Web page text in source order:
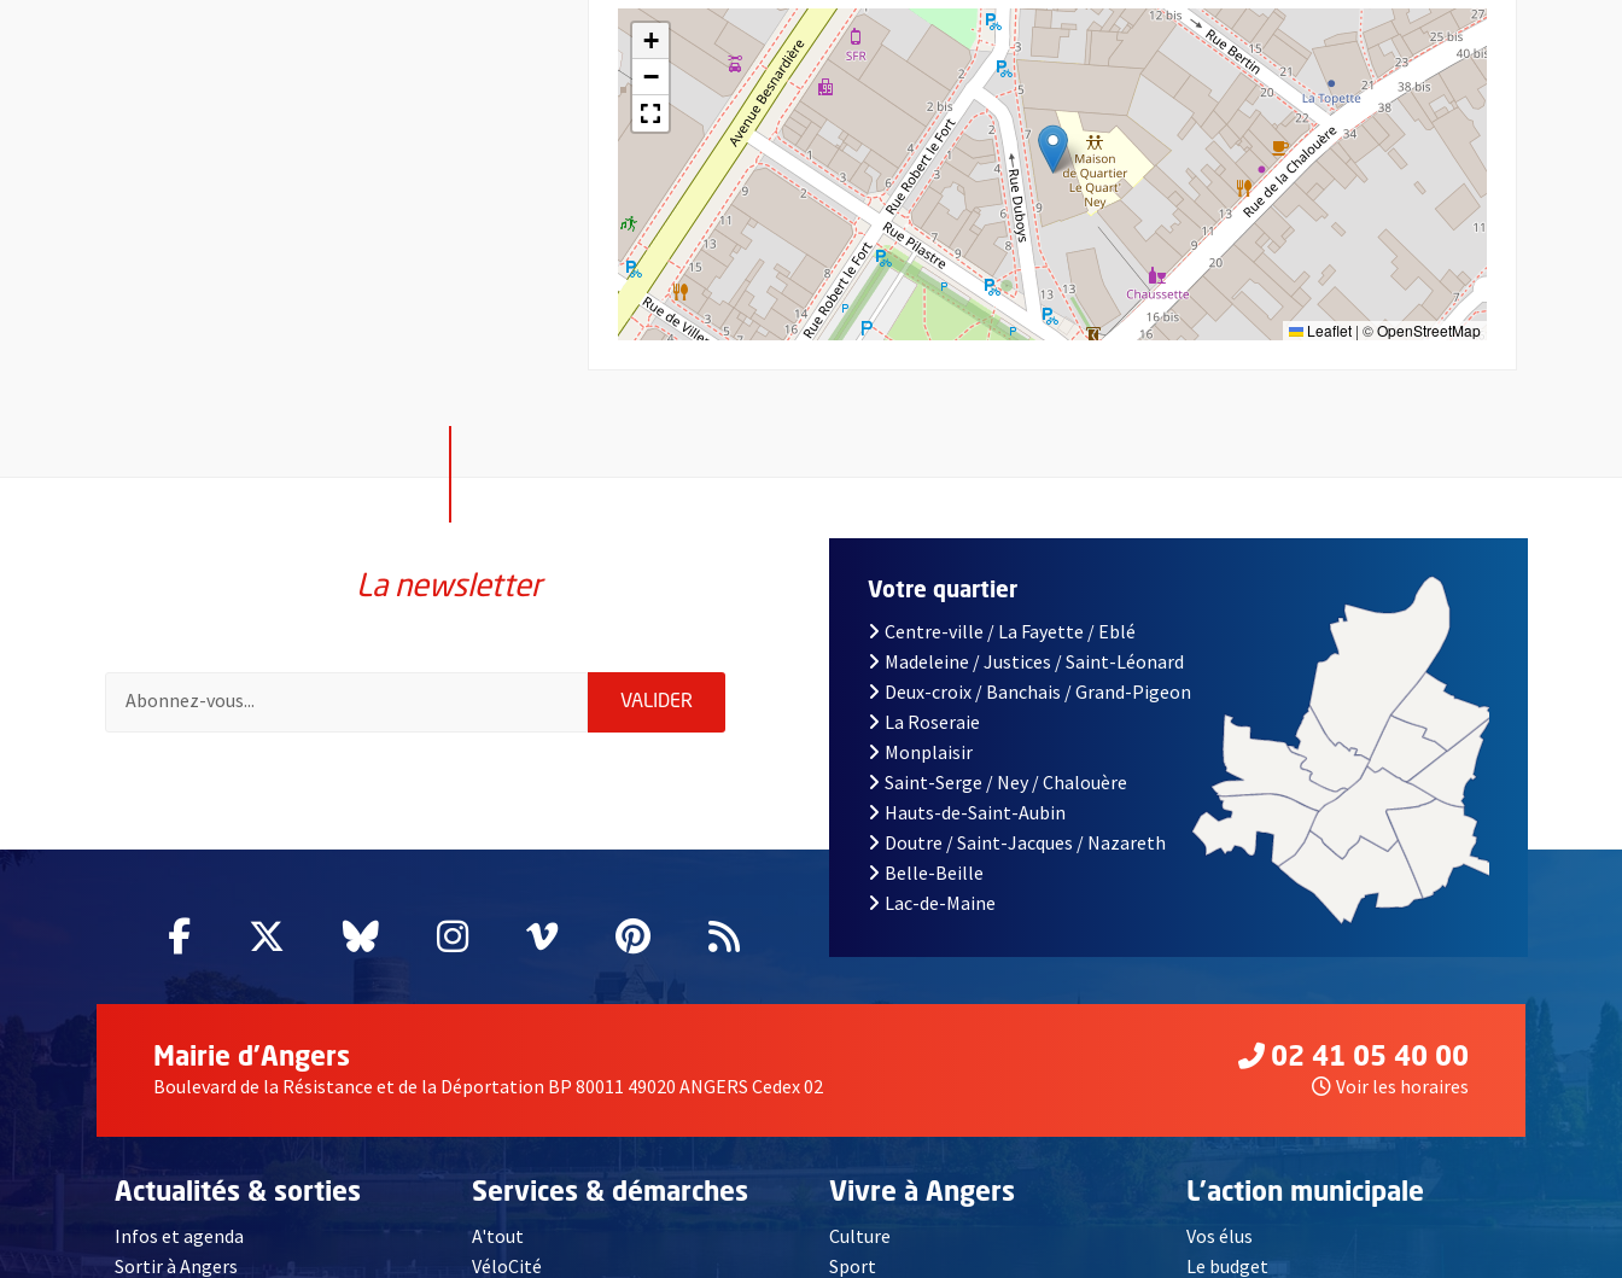
+
−
Leaflet | ©OpenStreetMap
La newsletter
Pour vous inscrire à la lettre d'information de la ville d'Angers, indiquez votre email (champ obligatoire)
VALIDERENVOYER MA DEMANDE D'INSCRIPTION À LA LETTRE D'INFORMATION DE LA VILLE D'ANGERS
Facebook
, Ouvre une nouvelle fenêtre
Twitter
, Ouvre une nouvelle fenêtre
Bluesky
, Ouvre une nouvelle fenêtre
Instagram
, Ouvre une nouvelle fenêtre
Vimeo
, Ouvre une nouvelle fenêtre
Pinterest
, Ouvre une nouvelle fenêtre
Flux RSS
Votre quartier
Centre-ville / La Fayette / Eblé
Madeleine / Justices / Saint-Léonard
Deux-croix / Banchais / Grand-Pigeon
La Roseraie
Monplaisir
Saint-Serge / Ney / Chalouère
Hauts-de-Saint-Aubin
Doutre / Saint-Jacques / Nazareth
Belle-Beille
Lac-de-Maine
Mairie d'Angers
Boulevard de la Résistance et de la Déportation BP 80011 49020 ANGERS Cedex 02
02 41 05 40 00
Voir les horaires
Actualités & sorties
Infos et agenda
Sortir à Angers
Services & démarches
A'tout
VéloCité
Vivre à Angers
Culture
Sport
L'action municipale
Vos élus
Le budget